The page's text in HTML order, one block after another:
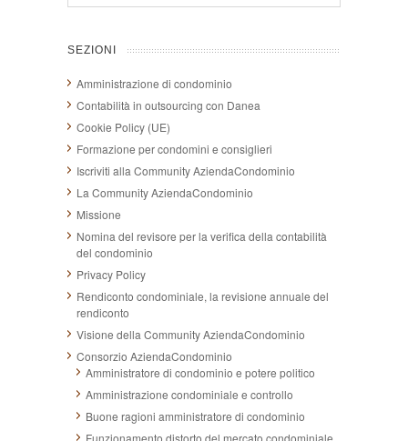
SEZIONI
Amministrazione di condominio
Contabilità in outsourcing con Danea
Cookie Policy (UE)
Formazione per condomini e consiglieri
Iscriviti alla Community AziendaCondominio
La Community AziendaCondominio
Missione
Nomina del revisore per la verifica della contabilità
del condominio
Privacy Policy
Rendiconto condominiale, la revisione annuale del
rendiconto
Visione della Community AziendaCondominio
Consorzio AziendaCondominio
Amministratore di condominio e potere politico
Amministrazione condominiale e controllo
Buone ragioni amministratore di condominio